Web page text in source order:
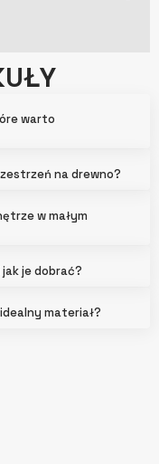
warto
na drewno?
w małym
je dobrać?
materiał?